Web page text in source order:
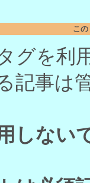
こ
グを利
記事は
しない